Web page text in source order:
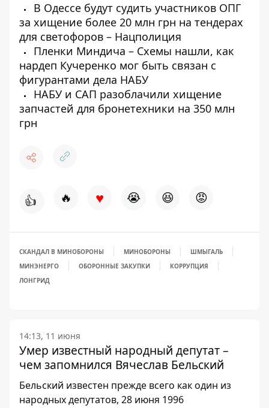
В Одессе будут судить участников ОПГ
за хищение более 20 млн грн на тендерах
для светофоров – Нацполиция
Пленки Миндича – Схемы нашли, как
нардеп Кучеренко мог быть связан с
фигурантами дела НАБУ
НАБУ и САП разоблачили хищение
запчастей для бронетехники на 350 млн
грн
👍 🔥 ♥ 😭 😆 😡
СКАНДАЛ В МИНОБОРОНЫ МИНОБОРОНЫ
ШМЫГАЛЬ
МИНЭНЕРГО
ОБОРОННЫЕ ЗАКУПКИ
КОРРУПЦИЯ
ЛОНГРИД
14:13, 11 июня
Умер известный народный депутат –
чем запомнился Вячеслав Бельский
Бельский известен прежде всего как один из
народных депутатов, 28 июня 1996